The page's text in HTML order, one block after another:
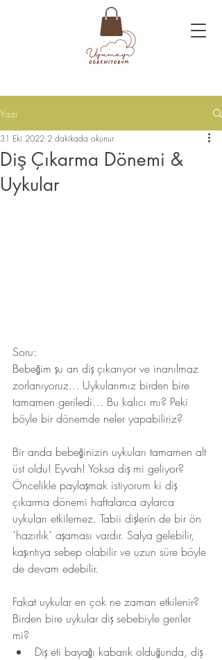
Yazı
Diş Çıkarma Dönemi &
Uykular
31 Eki 2022 2 dakikada okunur
Soru:
Bebeğim şu an diş çıkarıyor ve inanılmaz
zorlanıyoruz... Uykularımız birden bire
tamamen geriledi… Bu kalıcı mı? Peki
böyle bir dönemde neler yapabiliriz?
Bir anda bebeğinizin uykuları tamamen alt
üst oldu! Eyvah! Yoksa diş mi geliyor?
Öncelikle paylaşmak istiyorum ki diş
çıkarma dönemi haftalarca aylarca
uykuları etkilemez. Tabii dişlerin de bir ön
´hazırlık´ aşaması vardır. Salya gelebilir,
kaşıntıya sebep olabilir ve uzun süre böyle
de devam edebilir.
Fakat uykular en çok ne zaman etkilenir?
Birden bire uykular diş sebebiyle geriler
mi?
Diş eti bayağı kabarık olduğunda, diş